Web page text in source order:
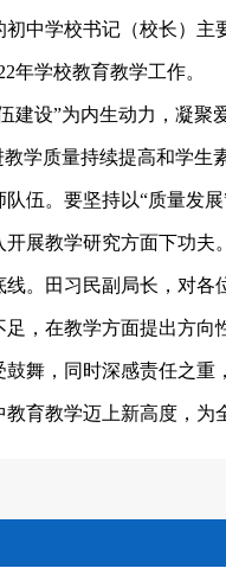
中学校书记（校长）主
年学校教育教学工作。
建设”为内生动力，凝聚
学质量持续提高和学
伍。要坚持以“质量发
展教学研究方面下功
。田习民副局长，对
，在教学方面提出方向
鼓舞，同时深感责任之
教育教学迈上新高度，